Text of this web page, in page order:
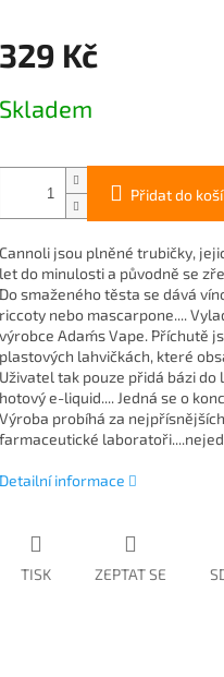
329 Kč
cena:
Skladem
Přidat do
Cannoli jsou plněné trubičky,
let do minulosti a původně se
Do smaženého těsta se dává
riccoty nebo mascarpone....
výrobce Adam´s Vape. Příchutě
plastových lahvičkách, které
Uživatel tak pouze přidá bázi do
hotový e-liquid.... Jedná se o
Výroba probíhá za
farmaceutické
Detailní informace
TISK ZEPTAT SE